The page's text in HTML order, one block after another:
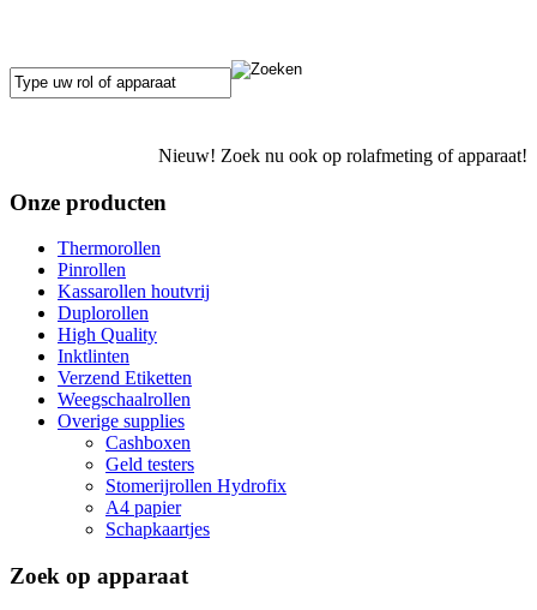
Nieuw! Zoek nu ook op rolafmeting of apparaat!
Onze producten
Thermorollen
Pinrollen
Kassarollen houtvrij
Duplorollen
High Quality
Inktlinten
Verzend Etiketten
Weegschaalrollen
Overige supplies
Cashboxen
Geld testers
Stomerijrollen Hydrofix
A4 papier
Schapkaartjes
Zoek op apparaat